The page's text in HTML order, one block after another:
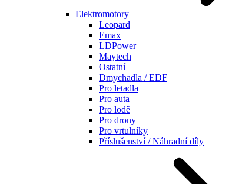
Elektromotory
Leopard
Emax
LDPower
Maytech
Ostatní
Dmychadla / EDF
Pro letadla
Pro auta
Pro lodě
Pro drony
Pro vrtulníky
Příslušenství / Náhradní díly